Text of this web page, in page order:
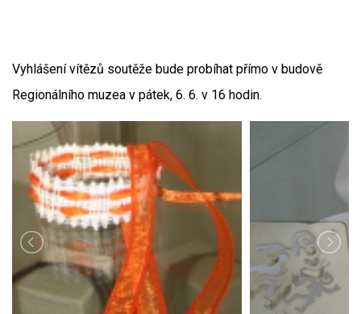
Vyhlášení vítězů soutěže bude probíhat přímo v budově
Regionálního muzea v pátek, 6. 6. v 16 hodin.